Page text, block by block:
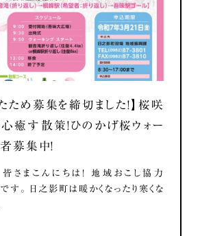
ため募集を締切ました！】桜咲
癒す散策！ひのかげ桜ウォー
募集中！
さまこんにちは！ 地域おこし協力
。 日之影町は暖かくなったり寒くな